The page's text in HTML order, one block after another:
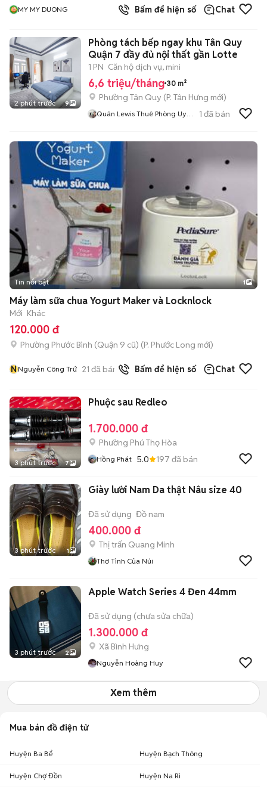
MY MY DUONG Bấm để hiện số Chat
2 phút trước 9
Phòng tách bếp ngay khu Tân Quy
Quận 7 đầy đủ nội thất gần Lotte
1 PN Căn hộ dịch vụ, mini
6,6 triệu/tháng 30 m²
Phường Tân Quy (P. Tân Hưng mới)
Quân Lewis Thuê Phòng Uy
1 đã bán
Tin nổi bật 1
Máy làm sữa chua Yogurt Maker và Locknlock
Mới Khác
120.000 đ
Phường Phước Bình (Quận 9 cũ) (P. Phước Long mới)
NNguyễn Công Trứ 21 đã bán Bấm để hiện số Chat
3 phút trước 7
Phuộc sau Redleo
1.700.000 đ
Phường Phú Thọ Hòa
Hồng Phát 5.0 197 đã bán
3 phút trước 1
Giày lười Nam Da thật Nâu size 40
Đã sử dụng Đồ nam
400.000 đ
Thị trấn Quang Minh
Thơ Tình Của Núi
3 phút trước 2
Apple Watch Series 4 Đen 44mm
Đã sử dụng (chưa sửa chữa)
1.300.000 đ
Xã Bình Hưng
Nguyễn Hoàng Huy
Xem thêm
Mua bán đồ điện tử
Huyện Ba Bể Huyện Bạch Thông
Huyện Chợ Đồn Huyện Na Rì